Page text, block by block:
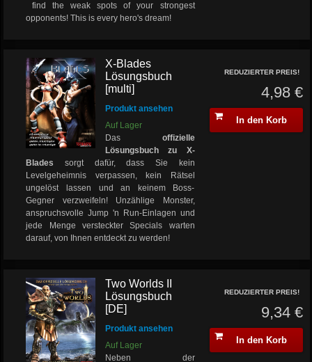
find the weak spots of your strongest
opponents! This is every hero's dream!
X-Blades
Lösungsbuch
[multi]
Produkt ansehen
Auf Lager
Das offizielle
Lösungsbuch zu X-
Blades
sorgt dafür, dass Sie kein
Levelgeheimnis verpassen, kein Rätsel
ungelöst lassen und an keinem Boss-
Gegner verzweifeln! Unzählige Monster,
anspruchsvolle Jump 'n Run-Einlagen und
jede Menge versteckter Specials warten
darauf, von Ihnen entdeckt zu werden!
REDUZIERTER PREIS!
4,98 €
In den Korb
Two Worlds II
Lösungsbuch
[DE]
Produkt ansehen
Auf Lager
Neben der
REDUZIERTER PREIS!
9,34 €
In den Korb